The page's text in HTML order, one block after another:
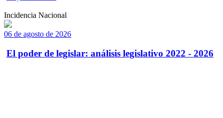
Incidencia Nacional
06 de agosto de 2026
El poder de legislar: análisis legislativo 2022 - 2026